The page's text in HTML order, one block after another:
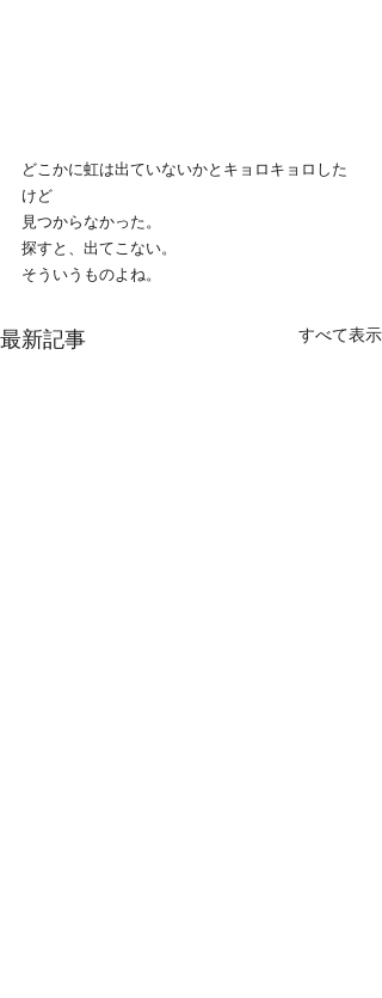
どこかに虹は出ていないかとキョロキョロした
けど
見つからなかった。
探すと、出てこない。
そういうものよね。
最新記事 すべて表示